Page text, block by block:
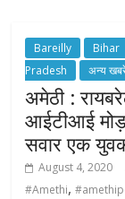
Bareilly Bihar
Pradesh
अन्य
अमेठी :
आईटीआई
सवार एक युवक
August 4, 2020
#Amethi,